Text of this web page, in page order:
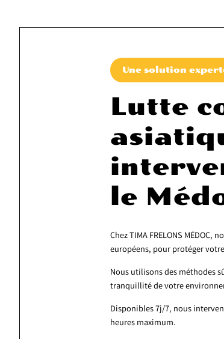
Une solution
Lutte
le
Chez TIMA FRELONS
européens, pour protéger
Nous utilisons des méthodes
tranquillité de votre
Disponibles 7j/7, nous
heures maximum.